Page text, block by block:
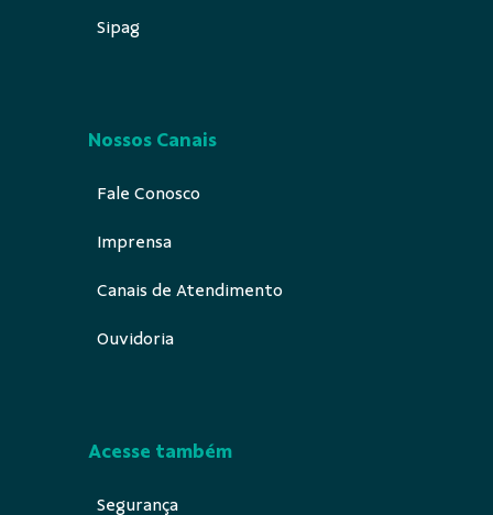
Sipag
Nossos Canais
Fale Conosco
Imprensa
Canais de Atendimento
Ouvidoria
Acesse também
Segurança